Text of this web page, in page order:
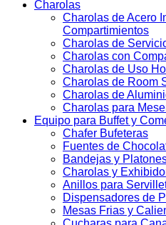
Charolas
Charolas de Acero
Compartimientos
Charolas de
Charolas con
Charolas de Uso
Charolas de Room
Charolas de
Charolas para
Equipo para Buffet y
Chafer Bufeteras
Fuentes de
Bandejas y
Charolas y
Anillos para
Dispensadores de
Mesas Frias y